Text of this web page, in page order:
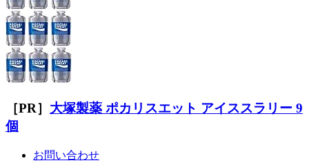
［PR］ 大塚製薬 ポカリスエット アイススラリー 9
個
お問い合わせ